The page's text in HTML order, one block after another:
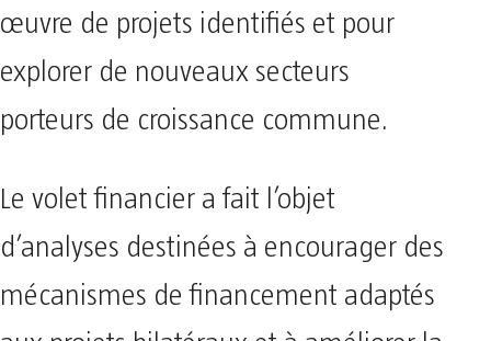
œuvre de projets identifiés et pour
explorer de nouveaux secteurs
porteurs de croissance commune.
Le volet financier a fait l’objet
d’analyses destinées à encourager des
mécanismes de financement adaptés